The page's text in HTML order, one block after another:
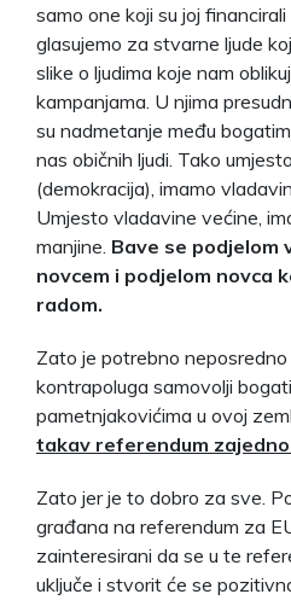
samo one koji su joj
glasujemo za stvarne ljude
slike o ljudima koje nam
kampanjama. U njima
su nadmetanje među
nas običnih ljudi. Tako
(demokracija), imamo
Umjesto vladavine većine,
manjine. Bave se podjelom
novcem i podjelom novca
radom.
Zato je potrebno
kontrapoluga samovolji
pametnjakovićima u ovoj
takav referendum zajedno
Zato jer je to dobro za sve.
građana na referendum za
zainteresirani da se u te
uključe i stvorit će se